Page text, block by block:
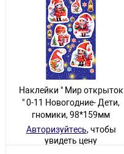
100 товаров
Наклейки " Мир открыток
" 0-11 Новогодние- Дети,
гномики, 98*159мм
Авторизуйтесь, чтобы
увидеть цену